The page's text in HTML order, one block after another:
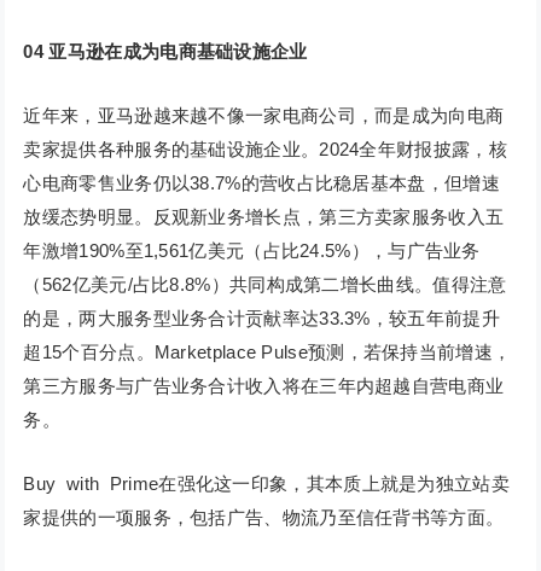
04 亚马逊在成为电商基础设施企业
近年来，亚马逊越来越不像一家电商公司，而是成为向电商
卖家提供各种服务的基础设施企业。2024全年财报披露，核
心电商零售业务仍以38.7%的营收占比稳居基本盘，但增速
放缓态势明显。反观新业务增长点，第三方卖家服务收入五
年激增190%至1,561亿美元（占比24.5%），与广告业务
（562亿美元/占比8.8%）共同构成第二增长曲线。值得注意
的是，两大服务型业务合计贡献率达33.3%，较五年前提升
超15个百分点。Marketplace Pulse预测，若保持当前增速，
第三方服务与广告业务合计收入将在三年内超越自营电商业
务。
Buy with Prime在强化这一印象，其本质上就是为独立站卖
家提供的一项服务，包括广告、物流乃至信任背书等方面。